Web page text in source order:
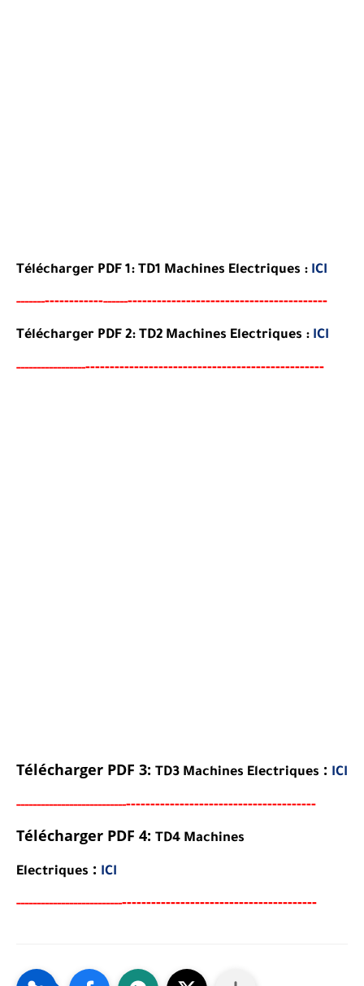
Télécharger PDF 1: TD1 Machines Electriques : ICI
------------------------------------------------------------------
Télécharger PDF 2: TD2 Machines Electriques : ICI
------------------------------------------------------------------
Télécharger PDF 3: TD3 Machines Electriques : ICI
------------------------------------------------------------------
Télécharger PDF 4: TD4 Machines
Electriques : ICI
------------------------------------------------------------------